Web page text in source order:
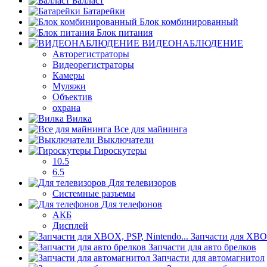
Батарейки
Блок комбинированный
Блок питания
ВИДЕОНАБЛЮДЕНИЕ
Авторегистраторы
Видеорегистраторы
Камеры
Муляжи
Объектив
охрана
Вилка
Все для майнинга
Выключатели
Гироскутеры
10.5
6.5
Для телевизоров
Системные разъемы
Для телефонов
АКБ
Дисплей
Запчасти для
Запчасти для авто брелков
Запчасти для автомагнитол